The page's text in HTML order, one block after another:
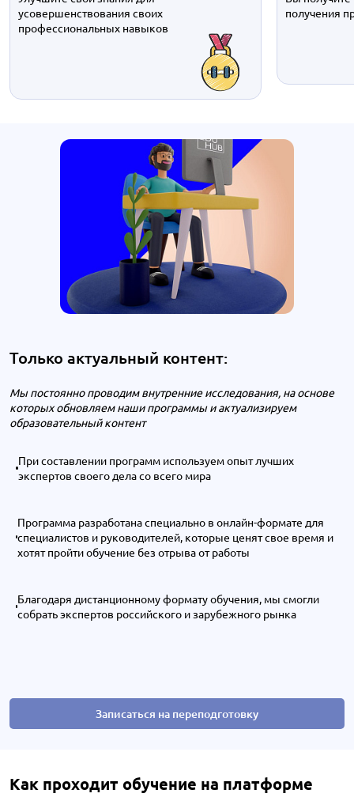
усовершенствования своих
профессиональных навыков
получения
Только актуальный контент:
Мы постоянно проводим внутренние исследования, на основе
которых обновляем наши программы и актуализируем
образовательный контент
При составлении программ используем опыт лучших
экспертов своего дела со всего мира
Программа разработана специально в онлайн-формате для
специалистов и руководителей, которые ценят свое время и
хотят пройти обучение без отрыва от работы
Благодаря дистанционному формату обучения, мы смогли
собрать экспертов российского и зарубежного рынка
Записаться на переподготовку
Как проходит обучение на платформе